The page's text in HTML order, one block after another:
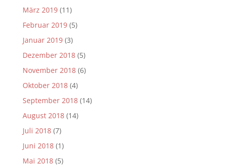
März 2019(11)
Februar 2019(5)
Januar 2019(3)
Dezember 2018(5)
November 2018(6)
Oktober 2018(4)
September 2018(14)
August 2018(14)
Juli 2018(7)
Juni 2018(1)
Mai 2018(5)